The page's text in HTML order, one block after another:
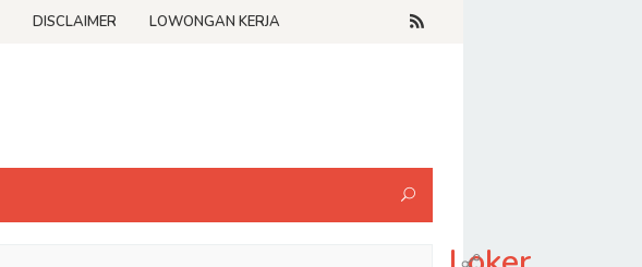
DISCLAIMER LOWONGAN KERJA